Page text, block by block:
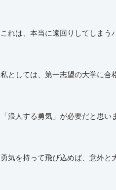
これは、本当に遠回りしてしまう
私としては、第一志望の大学に合
「浪人する勇気」が必要だと思い
勇気を持って飛び込めば、意外と